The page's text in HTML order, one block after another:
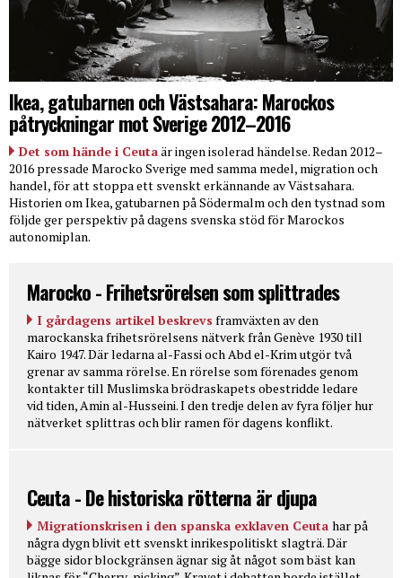
Ikea, gatubarnen och Västsahara: Marockos
påtryckningar mot Sverige 2012–2016
Det som hände i Ceutaär ingen isolerad händelse. Redan 2012–
2016 pressade Marocko Sverige med samma medel, migration och
handel, för att stoppa ett svenskt erkännande av Västsahara.
Historien om Ikea, gatubarnen på Södermalm och den tystnad som
följde ger perspektiv på dagens svenska stöd för Marockos
autonomiplan.
Marocko - Frihetsrörelsen som splittrades
I gårdagens artikel beskrevs framväxten av den
marockanska frihetsrörelsens nätverk från Genève 1930 till
Kairo 1947. Där ledarna al-Fassi och Abd el-Krim utgör två
grenar av samma rörelse. En rörelse som förenades genom
kontakter till Muslimska brödraskapets obestridde ledare
vid tiden, Amin al-Husseini. I den tredje delen av fyra följer hur
nätverket splittras och blir ramen för dagens konflikt.
Ceuta - De historiska rötterna är djupa
Migrationskrisen i den spanska exklaven Ceuta har på
några dygn blivit ett svenskt inrikespolitiskt slagträ. Där
bägge sidor blockgränsen ägnar sig åt något som bäst kan